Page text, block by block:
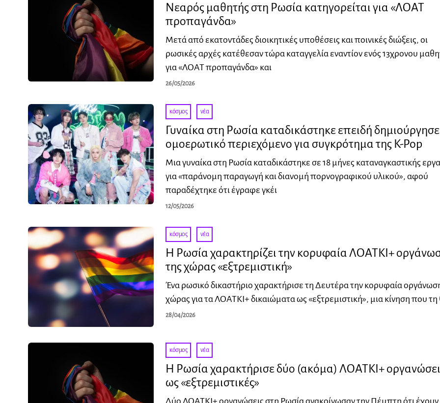
Νεαρός μαθητής στη Ρωσία κατηγορείται για «ΛΟΑΤ
προπαγάνδα»
Μετά από εκατοντάδες διοικητικές υποθέσεις και ποινικές διώξεις, οι
ρωσικές αρχές κατέθεσαν τώρα καταγγελία εναντίον ενός 13χρονου
για «ΛΟΑΤ προπαγάνδα» και
26/05/2026
κόσμος · νέα
Γυναίκα στη Ρωσία καταδικάστηκε επειδή δημιούργησε
ομοερωτικό περιεχόμενο για συγκρότημα της K-Pop
Μια γυναίκα στη Ρωσία καταδικάστηκε σε 18 μήνες καταναγκαστικής
για «παράνομη παραγωγή και διανομή πορνογραφικού υλικού», αφού
παραδέχτηκε ότι έγραφε γκέι
12/05/2026
κόσμος · νέα
Η Ρωσία χαρακτηρίζει την κορυφαία ΛΟΑΤΚΙ+
της χώρας «εξτρεμιστική»
Ένα ρωσικό δικαστήριο χαρακτήρισε τη Δευτέρα την κορυφαία
χώρας για τα ΛΟΑΤΚΙ+ δικαιώματα ως «εξτρεμιστική», μια κίνηση που τη
28/04/2026
κόσμος · νέα
Η Ρωσία χαρακτήρισε δύο (ακόμα) ΛΟΑΤΚΙ+
ως «εξτρεμιστικές»